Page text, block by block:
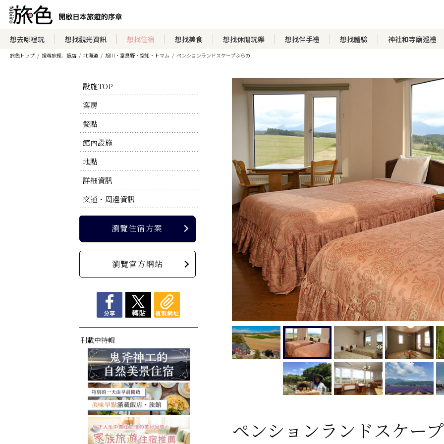
想去哪裡玩 想找觀光資訊 想找住宿 想找美食 想找休閒玩樂 想找伴手禮 想找體驗 神社和寺廟巡禮
旅色トップ 搜尋旅館、飯店 北海道 旭川・富良野・空知・トマム ペンションランドスケープふらの
設施TOP
客房
餐點
館內設施
地點
詳細資訊
交通・周邊資訊
瀏覽住宿方案
瀏覽官方網站
刊載中特輯
瀏覽住宿方案
瀏覽官方網站
ペンションランドスケー